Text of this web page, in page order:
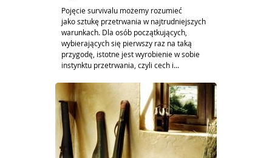
Pojęcie survivalu możemy rozumieć
jako sztukę przetrwania w najtrudniejszych
warunkach. Dla osób początkujących,
wybierających się pierwszy raz na taką
przygodę, istotne jest wyrobienie w sobie
instynktu przetrwania, czyli cech i...